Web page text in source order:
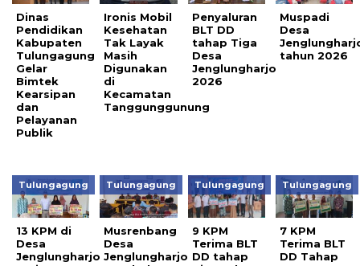
Dinas
Pendidikan
Kabupaten
Tulungagung
Gelar
Bimtek
Kearsipan
dan
Pelayanan
Publik
Ironis Mobil
Kesehatan
Tak Layak
Masih
Digunakan
di
Kecamatan
Tanggunggunung
Penyaluran
BLT DD
tahap Tiga
Desa
Jenglungharjo
2026
Muspadi
Desa
tahun 2026
Tulungagung
13 KPM di
Desa
Jenglungharjo
Tulungagung
Musrenbang
Desa
Jenglungharjo
Tulungagung
9 KPM
Terima BLT
DD tahap
Tulungagung
7 KPM
Terima BLT
DD Tahap